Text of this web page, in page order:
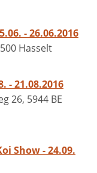
- 26.06.2016
Hasselt
- 21.08.2016
26, 5944 BE
Show - 24.09.